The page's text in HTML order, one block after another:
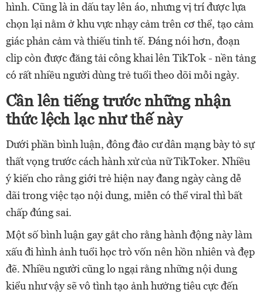
hình. Cũng là in dấu tay lên áo, nhưng vị trí được lựa
chọn lại nằm ở khu vực nhạy cảm trên cơ thể, tạo cảm
giác phản cảm và thiếu tinh tế. Đáng nói hơn, đoạn
clip còn được đăng tải công khai lên TikTok - nền tảng
có rất nhiều người dùng trẻ tuổi theo dõi mỗi ngày.
Cần lên tiếng trước những nhận
thức lệch lạc như thế này
Dưới phần bình luận, đông đảo cư dân mạng bày tỏ sự
thất vọng trước cách hành xử của nữ TikToker. Nhiều
ý kiến cho rằng giới trẻ hiện nay đang ngày càng dễ
dãi trong việc tạo nội dung, miễn có thể viral thì bất
chấp đúng sai.
Một số bình luận gay gắt cho rằng hành động này làm
xấu đi hình ảnh tuổi học trò vốn nên hồn nhiên và đẹp
đẽ. Nhiều người cũng lo ngại rằng những nội dung
kiểu như vậy sẽ vô tình tạo ảnh hưởng tiêu cực đến